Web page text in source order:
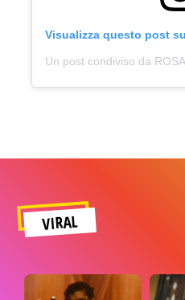
Visualizza questo post
VIRAL